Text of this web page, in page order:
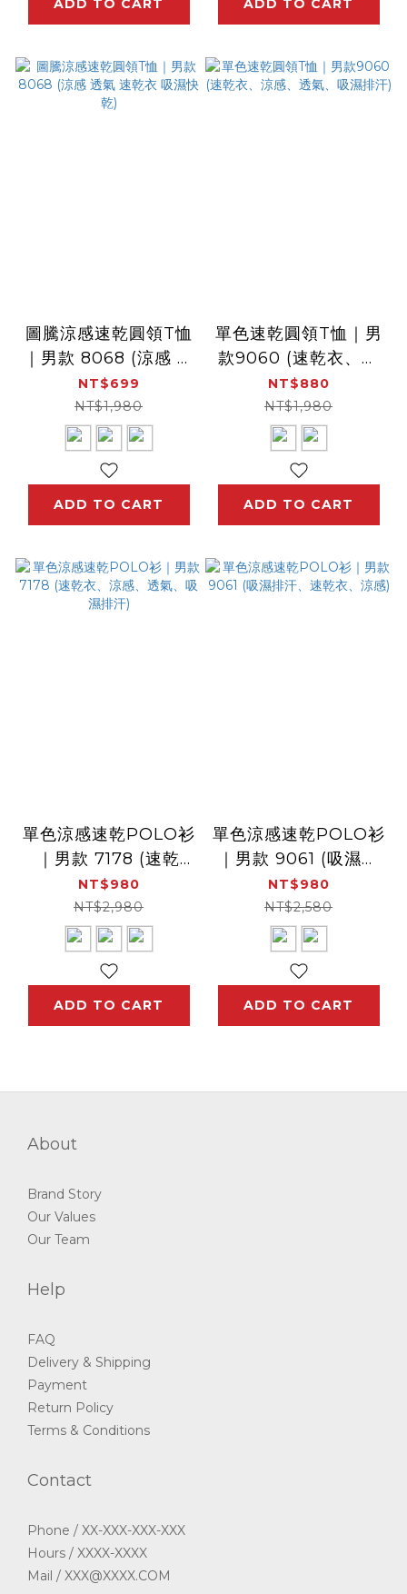
ADD TO CART ADD TO CART
圖騰涼感速乾圓領T恤
｜男款 8068 (涼感 透
氣 速乾衣 吸濕快乾)
NT$699
NT$1,980
ADD TO CART
單色速乾圓領T恤｜男
款9060 (速乾衣、涼
感、透氣、吸濕排汗)
NT$880
NT$1,980
ADD TO CART
單色涼感速乾POLO衫
｜男款 7178 (速乾
衣、涼感、透氣、吸濕
排汗)
NT$980
NT$2,980
ADD TO CART
單色涼感速乾POLO衫
｜男款 9061 (吸濕排
汗、速乾衣、涼感)
NT$980
NT$2,580
ADD TO CART
About
Brand Story
Our Values
Our Team
Help
FAQ
Delivery & Shipping
Payment
Return Policy
Terms & Conditions
Contact
Phone / XX-XXX-XXX-XXX
Hours / XXXX-XXXX
Mail / XXX@XXXX.COM